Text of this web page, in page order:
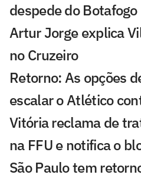
despede do Botafogo
Artur Jorge explica
no Cruzeiro
Retorno: As opções
escalar o Atlético
Vitória reclama de
na FFU e notifica o
São Paulo tem